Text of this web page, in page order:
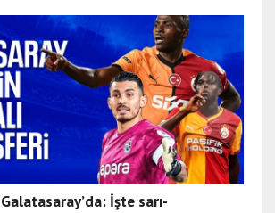
İşte sarı-